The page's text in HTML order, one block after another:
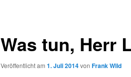
Was tun, Herr
Veröffentlicht am 1. Juli 2014von Frank Wild